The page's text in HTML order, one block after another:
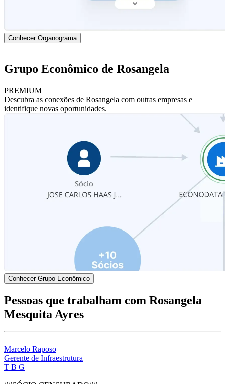
Conhecer Organograma
Grupo Econômico de Rosangela
PREMIUM
Descubra as conexões de Rosangela com outras empresas e
identifique novas oportunidades.
Conhecer Grupo Econômico
Pessoas que trabalham com Rosangela
Mesquita Ayres
Marcelo Raposo
Gerente de Infraestrutura
T B G